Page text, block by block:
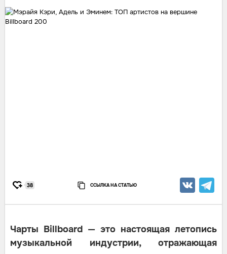
38 ССЫЛКА НА СТАТЬЮ
Чарты Billboard — это настоящая летопись
музыкальной индустрии, отражающая